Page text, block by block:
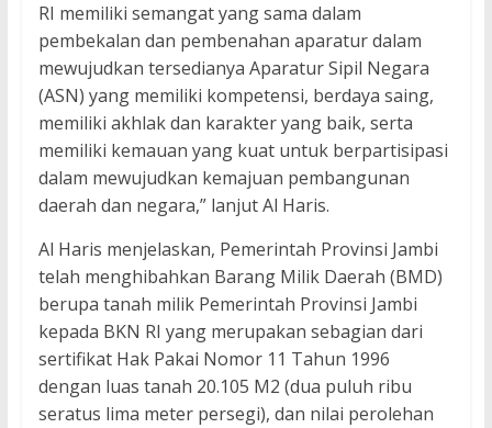
RI memiliki semangat yang sama dalam
pembekalan dan pembenahan aparatur dalam
mewujudkan tersedianya Aparatur Sipil Negara
(ASN) yang memiliki kompetensi, berdaya saing,
memiliki akhlak dan karakter yang baik, serta
memiliki kemauan yang kuat untuk berpartisipasi
dalam mewujudkan kemajuan pembangunan
daerah dan negara,” lanjut Al Haris.
Al Haris menjelaskan, Pemerintah Provinsi Jambi
telah menghibahkan Barang Milik Daerah (BMD)
berupa tanah milik Pemerintah Provinsi Jambi
kepada BKN RI yang merupakan sebagian dari
sertifikat Hak Pakai Nomor 11 Tahun 1996
dengan luas tanah 20.105 M2 (dua puluh ribu
seratus lima meter persegi), dan nilai perolehan